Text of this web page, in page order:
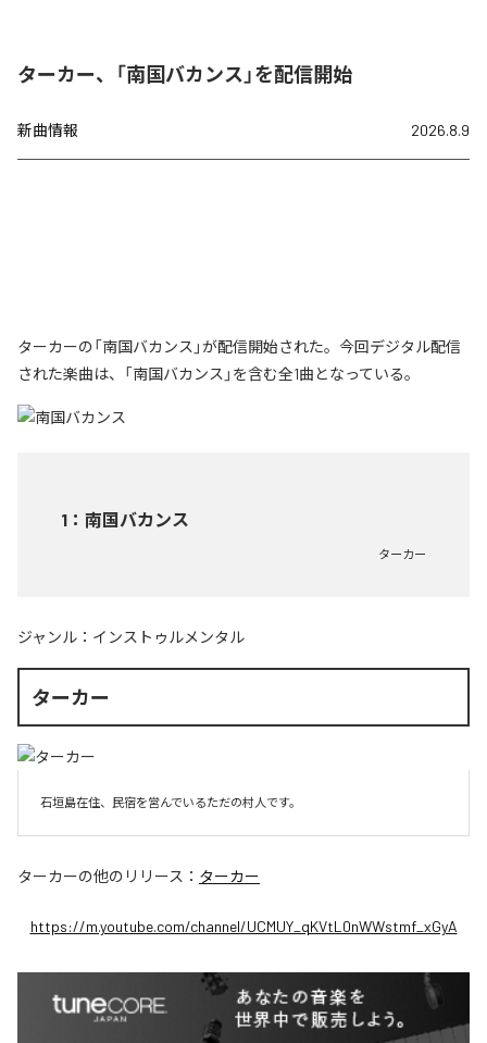
ターカー、「南国バカンス」を配信開始
新曲情報 2026.8.9
ターカーの「南国バカンス」が配信開始された。今回デジタル配信
された楽曲は、「南国バカンス」を含む全1曲となっている。
1 ： 南国バカンス
ターカー
ジャンル： インストゥルメンタル
ターカー
石垣島在住、民宿を営んでいるただの村人です。
ターカーの他のリリース： ターカー
https://m.youtube.com/channel/UCMUY_qKVtL0nWWstmf_xGyA